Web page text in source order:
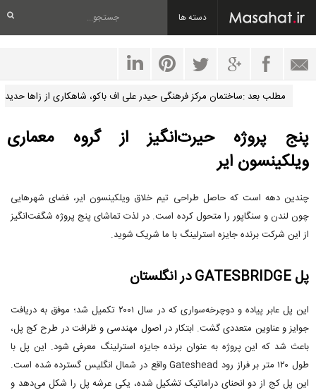
دسته ها
مطلب بعد :ساختمان مرکز فرهنگی حیدر علی اف باکو، شاهکاری از زاها حدید
پنج پروژه حیرت‌انگیز از گروه معماری
ویلکینسون ایر
چندین دهه است که حاصل طراحی تیم خلاق ویلکینسون ایر، فضای شهرهایی
چون لندن و سنگاپور را متحول کرده است. در لذت تماشای پنج پروژه شگفت‌انگیز
از این شرکت برنده جایزه استرلینگ با ما شریک شوید.
پل GATESBRIDGE در انگلستان
این پل عابر پیاده و دوچرخه‌سواری که در سال ۲۰۰۱ تکمیل شد؛ موفق به دریافت
جوایز و عناوین متعددی گشت. ابتکار در اصول مهندسی و ظرافت در طرح کج پل،
باعث شد که این پروژه به عنوان برنده جایزه استرلینگ معرفی شود. این پل با
طول ۱۲۰ متر بر فراز رود Gateshead واقع در شمال انگلیس گسترده شده است.
این پل کج از دو انحنای دراماتیک تشکیل شده، یکی عرشه پل را شکل می‌دهد و